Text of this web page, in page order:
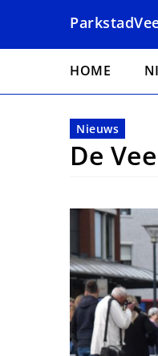
naar
HOME
Nieuws
De